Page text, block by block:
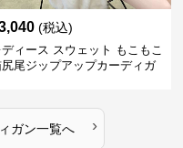
(税込)
ディース スウェット もこもこ
尾ジップアップカーディガ
ガン一覧へ ›